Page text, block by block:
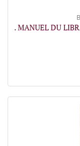
. MANUEL DU